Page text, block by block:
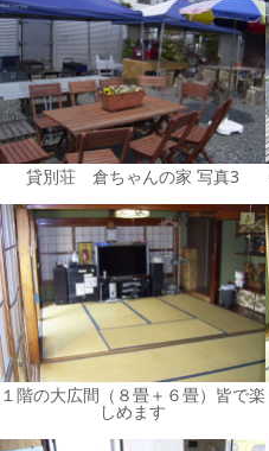
貸別荘 倉ちゃんの家 写真3
１階の大広間（８畳＋６畳）皆で楽
しめます